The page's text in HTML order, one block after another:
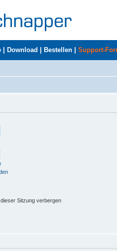
Download Bestellen Support-
Sitzung verbergen